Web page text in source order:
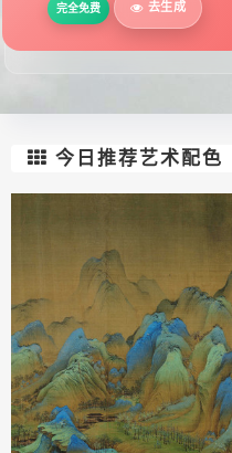
完全免费 去生成
今日推荐艺术配色